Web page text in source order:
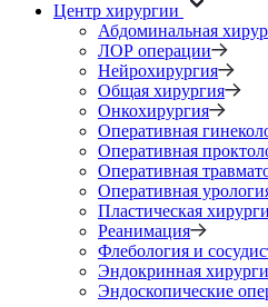
Центр хирургии
Абдоминальная
ЛОР операции
Нейрохирургия
Общая хирургия
Онкохирургия
Оперативная
Оперативная
Оперативная
Оперативная
Пластическая
Реанимация
Флебология и
Эндокринная
Эндоскопические